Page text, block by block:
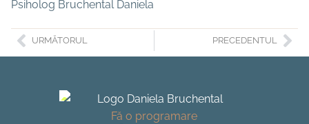
Psiholog Bruchental Daniela
URMĂTORUL PRECEDENTUL
Fă o programare